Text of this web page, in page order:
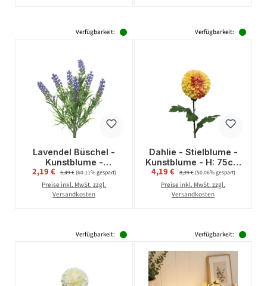
Verfügbarkeit:
Lavendel Büschel -
Kunstblume -
Kunstpflanze - H:
34cm - violett
Verkaufspreis:
2,19 € Regulärer Preis:
5,49 €(60.11% gespart)
Preise inkl. MwSt. zzgl.
Versandkosten
Verfügbarkeit:
Dahlie - Stielblume -
Kunstblume - H: 75cm
- gelb
Verkaufspreis:
4,19 € Regulärer Preis:
8,39 €(50.06% gespart)
Preise inkl. MwSt. zzgl.
Versandkosten
Verfügbarkeit: Verfügbarkeit: